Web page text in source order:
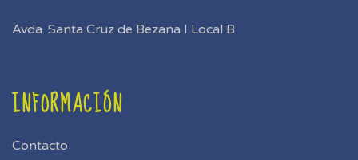
Avda. Santa Cruz de Bezana I Local B
INFORMACIÓN
Contacto